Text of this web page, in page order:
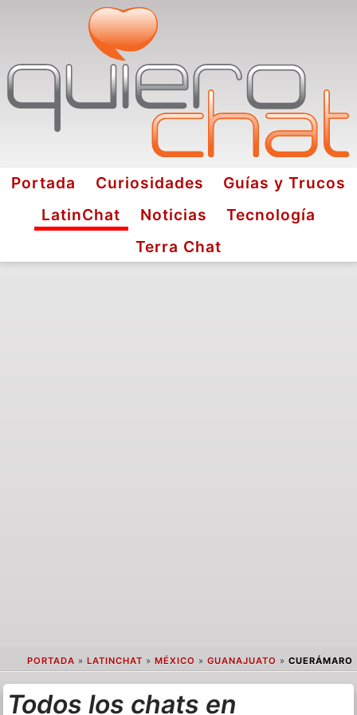
Portada Curiosidades
Guías y Trucos
LatinChat
Noticias
Tecnología
Terra Chat
PORTADA » LATINCHAT » MÉXICO » GUANAJUATO » CUERÁMARO
Todos los chats en